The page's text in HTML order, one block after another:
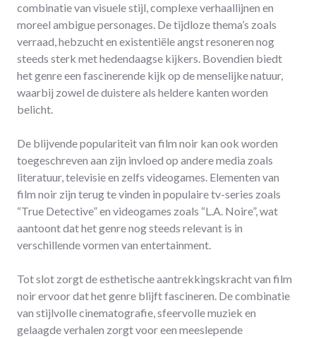
combinatie van visuele stijl, complexe verhaallijnen en
moreel ambigue personages. De tijdloze thema’s zoals
verraad, hebzucht en existentiële angst resoneren nog
steeds sterk met hedendaagse kijkers. Bovendien biedt
het genre een fascinerende kijk op de menselijke natuur,
waarbij zowel de duistere als heldere kanten worden
belicht.
De blijvende populariteit van film noir kan ook worden
toegeschreven aan zijn invloed op andere media zoals
literatuur, televisie en zelfs videogames. Elementen van
film noir zijn terug te vinden in populaire tv-series zoals
“True Detective” en videogames zoals “L.A. Noire”, wat
aantoont dat het genre nog steeds relevant is in
verschillende vormen van entertainment.
Tot slot zorgt de esthetische aantrekkingskracht van film
noir ervoor dat het genre blijft fascineren. De combinatie
van stijlvolle cinematografie, sfeervolle muziek en
gelaagde verhalen zorgt voor een meeslepende